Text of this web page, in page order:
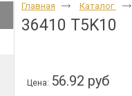
Главная Каталог
36410 T5K10
Цена: 56.92 руб